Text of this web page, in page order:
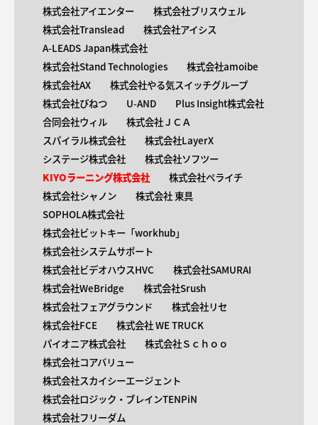
株式会社アイエンター
株式会社ブリスウェル
株式会社Translead
株式会社アイシス
A-LEADS Japan株式会社
株式会社Stand Technologies
株式会社amoibe
株式会社AX
株式会社やる気スイッチグループ
株式会社びねつ
U-AND
Plus Insight株式会社
合同会社ウィル
株式会社ＪＣＡ
スパイラル株式会社
株式会社LayerX
システージ株式会社
株式会社ソフツー
KIYOラーニング株式会社
株式会社ペライチ
株式会社シャノン
株式会社 東具
SOPHOLA株式会社
株式会社ビットキー「workhub」
株式会社システムサポート
株式会社ビデオハウスHVC
株式会社SAMURAI
株式会社WeBridge
株式会社Srush
株式会社フェアグラウンド
株式会社リセ
株式会社FCE
株式会社 WE TRUCK
パイオニア株式会社
株式会社Ｓｃｈｏｏ
株式会社コアバリュー
株式会社スカイシーエージェント
株式会社ロジック・ブレインTENPiN
株式会社フリーダム